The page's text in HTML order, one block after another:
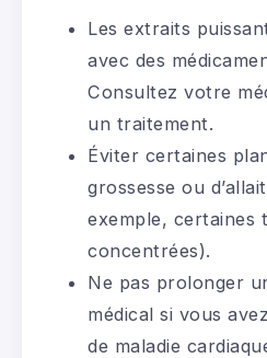
Les extraits
avec des
Consultez votre
un traitement.
Éviter certaines
grossesse ou
exemple, certaines
concentrées).
Ne pas prolonger
médical si vous
de maladie